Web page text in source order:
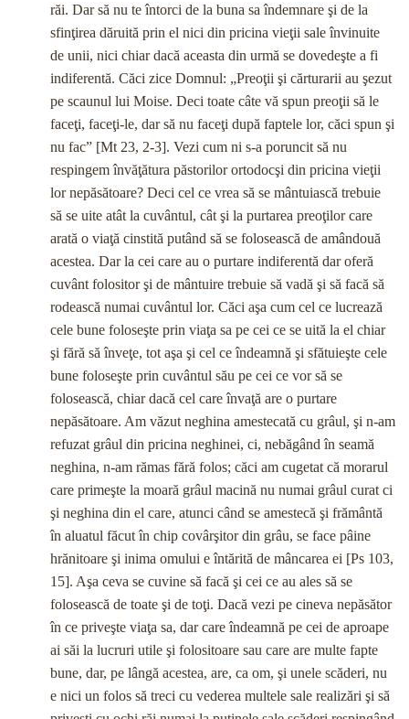
răi. Dar să nu te întorci de la buna sa îndemnare şi de la
sfinţirea dăruită prin el nici din pricina vieţii sale învinuite
de unii, nici chiar dacă aceasta din urmă se dovedeşte a fi
indiferentă. Căci zice Domnul: „Preoţii şi cărturarii au şezut
pe scaunul lui Moise. Deci toate câte vă spun preoţii să le
fa­ceţi, faceţi-le, dar să nu faceţi după faptele lor, căci spun şi
nu fac” [Mt 23, 2-3]. Vezi cum ni s-a poruncit să nu
respingem învăţătura păstorilor ortodocşi din pricina vieţii
lor nepăsătoare? Deci cel ce vrea să se mântuiască trebuie
să se uite atât la cuvântul, cât şi la purtarea preoţilor care
arată o viaţă cin­stită putând să se folosească de amândouă
acestea. Dar la cei care au o purtare indiferentă dar oferă
cuvânt folositor şi de mântuire trebuie să vadă şi să facă să
rodească numai cuvân­tul lor. Căci aşa cum cel ce lucrează
cele bune foloseşte prin viaţa sa pe cei ce se uită la el chiar
şi fără să înveţe, tot aşa şi cel ce îndeamnă şi sfătuieşte cele
bune foloseşte prin cuvân­tul său pe cei ce vor să se
folosească, chiar dacă cel care în­vaţă are o purtare
nepăsătoare. Am văzut neghina amestecată cu grâul, şi n-am
refuzat grâul din pricina neghinei, ci, nebăgând în seamă
neghina, n-am rămas fără folos; căci am cu­getat că morarul
care primeşte la moară grâul macină nu nu­mai grâul curat ci
şi neghina din el care, atunci când se amestecă şi frământă
în aluatul făcut în chip covârşitor din grâu, se face pâine
hrănitoare şi inima omului e întărită de mâncarea ei [Ps 103,
15]. Aşa ceva se cuvine să facă şi cei ce au ales să se
folosească de toate şi de toţi. Dacă vezi pe cine­va nepăsător
în ce priveşte viaţa sa, dar care îndeamnă pe cei de aproape
ai săi la lucruri utile şi folositoare sau care are multe fapte
bune, dar, pe lângă acestea, are, ca om, şi unele scăderi, nu
e nici un folos să treci cu vederea multele sale realizări şi să